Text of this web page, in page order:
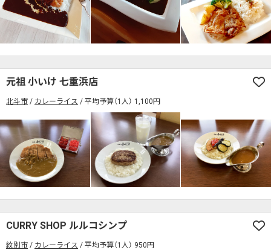
元祖 小いけ 七重浜店
北斗市 カレーライス 平均予算（1人） 1,100円
CURRY SHOP ルルコシンプ
紋別市 カレーライス 平均予算（1人） 950円